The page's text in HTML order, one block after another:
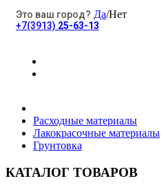
Электротовары
Это ваш город? Да/Нет
+7(3913) 25-63-13
Расходные материалы
Лакокрасочные материалы
Грунтовка
КАТАЛОГ ТОВАРОВ